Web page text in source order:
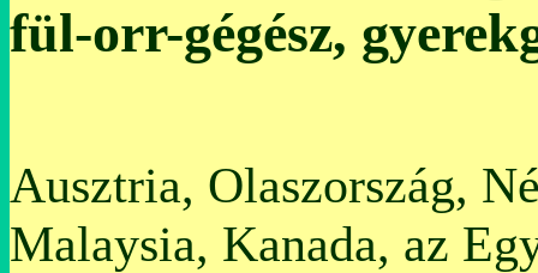
fül-orr-gégész,
Ausztria, Olaszország,
Malaysia, Kanada, az